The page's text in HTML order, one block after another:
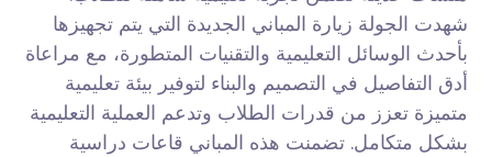
شهدت الجولة زيارة المباني الجديدة التي يتم تجهيزها
بأحدث الوسائل التعليمية والتقنيات المتطورة، مع مراعاة
أدق التفاصيل في التصميم والبناء لتوفير بيئة تعليمية
متميزة تعزز من قدرات الطلاب وتدعم العملية التعليمية
بشكل متكامل. تضمنت هذه المباني قاعات دراسية